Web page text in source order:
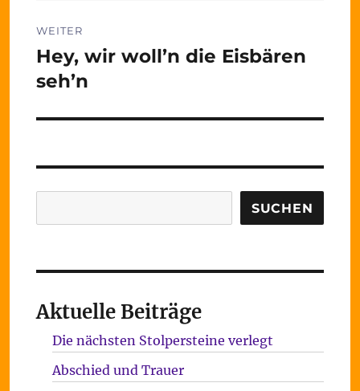
WEITER
Nächster
Beitrag:
Hey, wir woll’n die Eisbären
seh’n
SUCHEN
Aktuelle Beiträge
Die nächsten Stolpersteine verlegt
Abschied und Trauer